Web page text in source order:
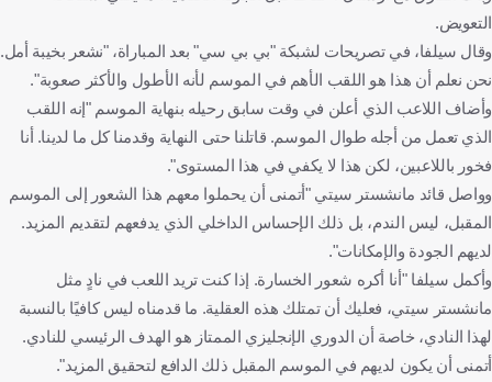
التعويض.
وقال سيلفا، في تصريحات لشبكة "بي بي سي" بعد المباراة، "نشعر بخيبة أمل.
نحن نعلم أن هذا هو اللقب الأهم في الموسم لأنه الأطول والأكثر صعوبة".
وأضاف اللاعب الذي أعلن في وقت سابق رحيله بنهاية الموسم "إنه اللقب
الذي تعمل من أجله طوال الموسم. قاتلنا حتى النهاية وقدمنا كل ما لدينا. أنا
فخور باللاعبين، لكن هذا لا يكفي في هذا المستوى".
وواصل قائد مانشستر سيتي "أتمنى أن يحملوا معهم هذا الشعور إلى الموسم
المقبل، ليس الندم، بل ذلك الإحساس الداخلي الذي يدفعهم لتقديم المزيد.
لديهم الجودة والإمكانات".
وأكمل سيلفا "أنا أكره شعور الخسارة. إذا كنت تريد اللعب في نادٍ مثل
مانشستر سيتي، فعليك أن تمتلك هذه العقلية. ما قدمناه ليس كافيًا بالنسبة
لهذا النادي، خاصة أن الدوري الإنجليزي الممتاز هو الهدف الرئيسي للنادي.
أتمنى أن يكون لديهم في الموسم المقبل ذلك الدافع لتحقيق المزيد".